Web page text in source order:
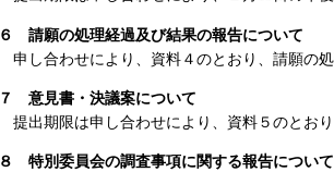
６ 請願の処理経過及び結果の報告について
申し合わせにより、資料４のとおり、請願の
７ 意見書・決議案について
提出期限は申し合わせにより、資料５のとお
８ 特別委員会の調査事項に関する報告について